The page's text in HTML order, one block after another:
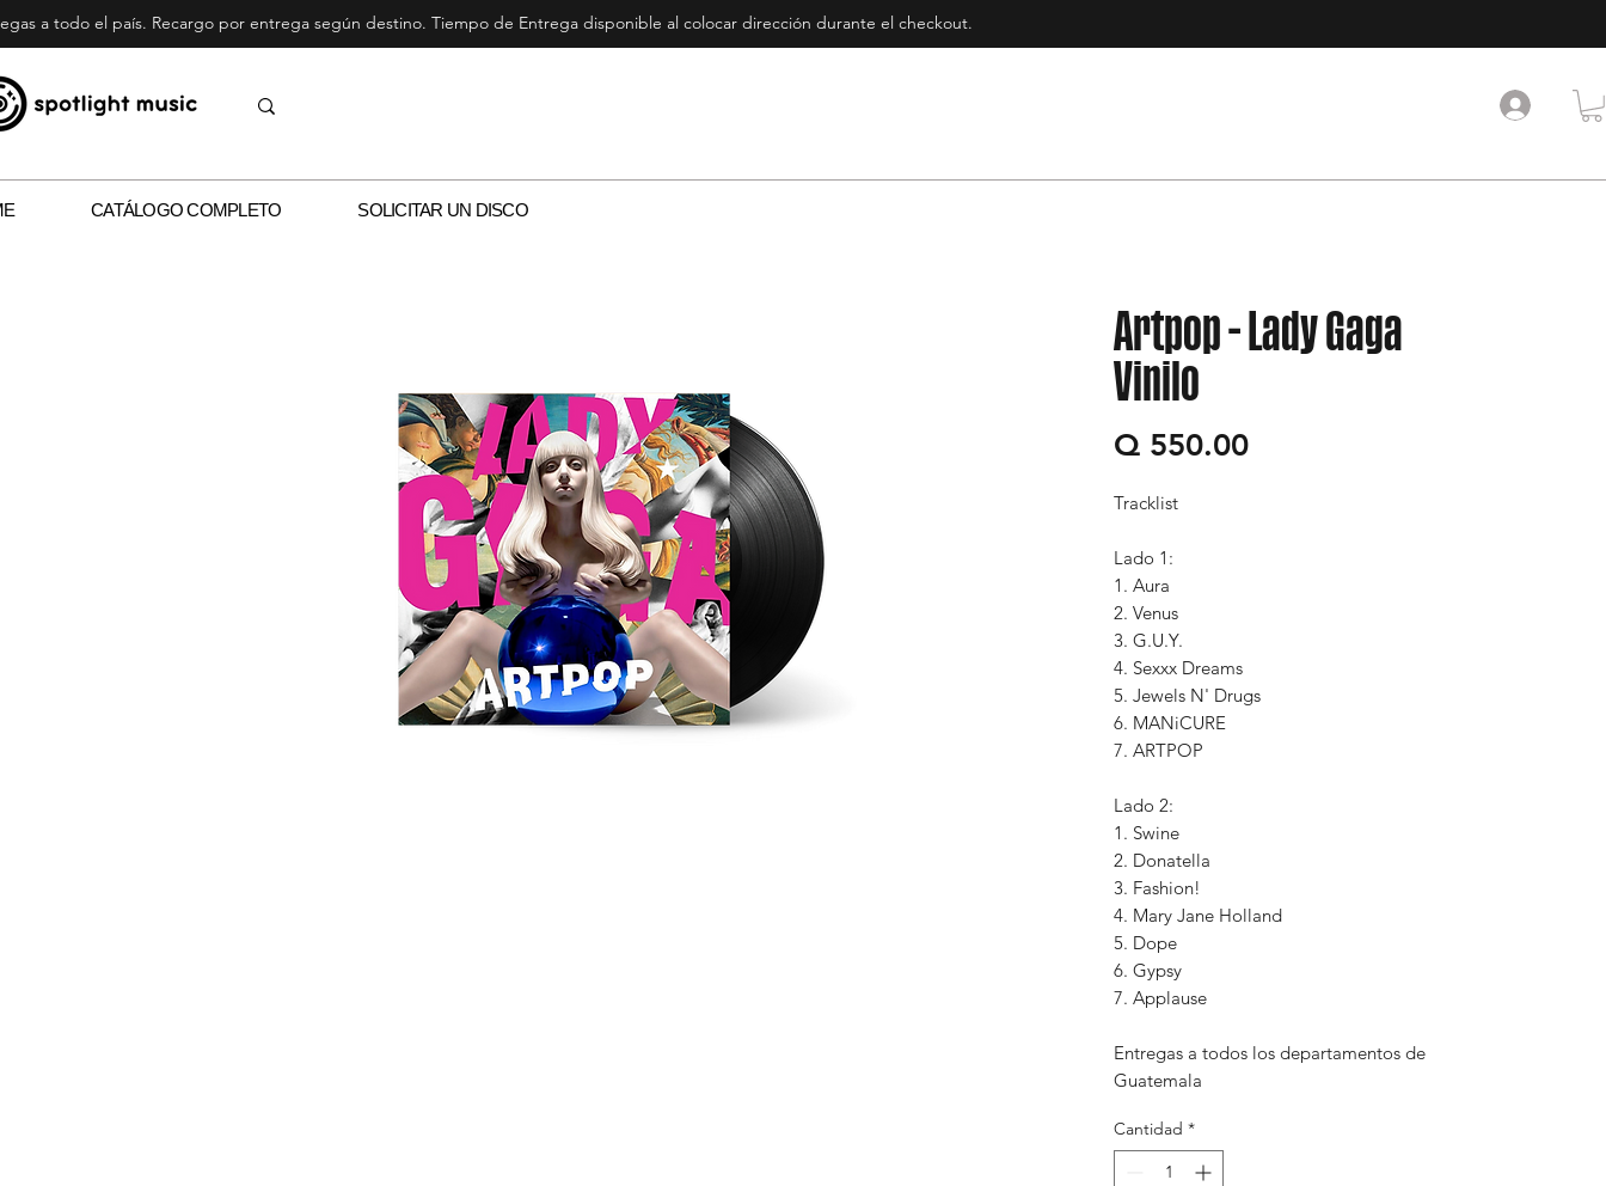
a todo el país. Recargo por entrega según destino. Tiempo de Entrega disponible al colocar dirección durante el checkout.
CATÁLOGO COMPLETO SOLICITAR UN DISCO
Artpop - Lady Gaga
Vinilo
Q 550.00Precio
Tracklist
Lado 1:
1. Aura
2. Venus
3. G.U.Y.
4. Sexxx Dreams
5. Jewels N' Drugs
6. MANiCURE
7. ARTPOP
Lado 2:
1. Swine
2. Donatella
3. Fashion!
4. Mary Jane Holland
5. Dope
6. Gypsy
7. Applause
Entregas a todos los departamentos de
Guatemala
Cantidad *